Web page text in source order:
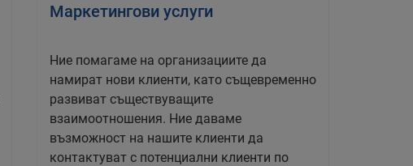
Маркетингови услуги
Ние помагаме на организациите да
намират нови клиенти, като същевременно
развиват съществуващите
взаимоотношения. Ние даваме
възможност на нашите клиенти да
контактуват с потенциални клиенти по